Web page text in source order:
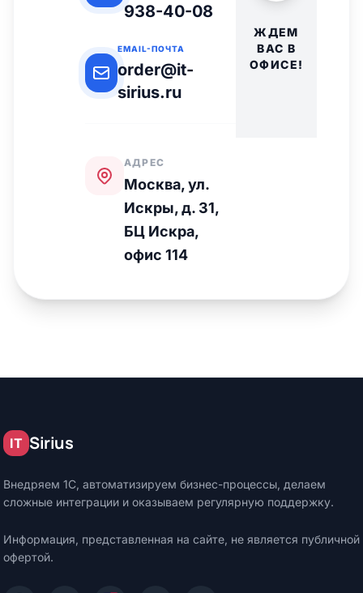
938-40-08
EMAIL-ПОЧТА
order@it-
sirius.ru
АДРЕС
Москва, ул.
Искры, д. 31,
БЦ Искра,
офис 114
ЖДЕМ
ВАС В
ОФИСЕ!
IT Sirius
Внедряем 1С, автоматизируем бизнес-процессы, делаем
сложные интеграции и оказываем регулярную поддержку.
Информация, представленная на сайте, не является публичной
офертой.